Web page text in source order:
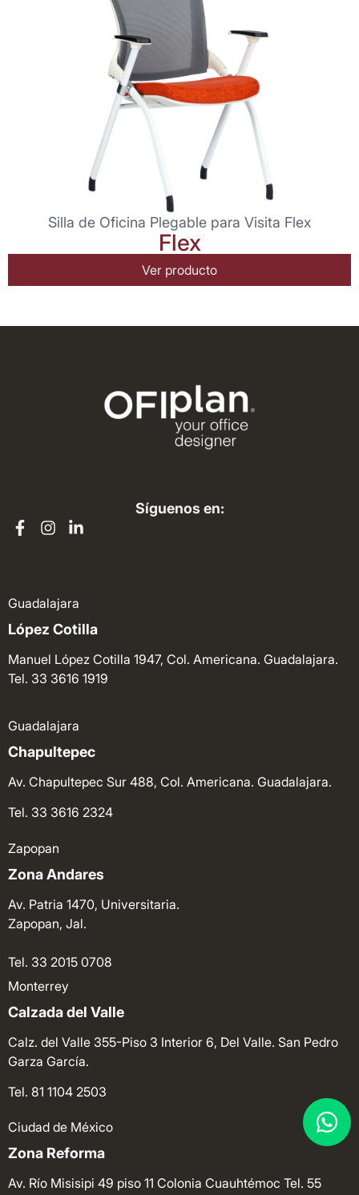
Silla de Oficina Plegable para Visita Flex
Flex
Ver producto
Síguenos en:
Guadalajara
López Cotilla
Manuel López Cotilla 1947, Col. Americana. Guadalajara.
Tel. 33 3616 1919
Guadalajara
Chapultepec
Av. Chapultepec Sur 488, Col. Americana. Guadalajara.
Tel. 33 3616 2324
Zapopan
Zona Andares
Av. Patria 1470, Universitaria.
Zapopan, Jal.
Tel. 33 2015 0708
Monterrey
Calzada del Valle
Calz. del Valle 355-Piso 3 Interior 6, Del Valle. San Pedro
Garza García.
Tel. 81 1104 2503
Ciudad de México
Zona Reforma
Av. Río Misisipi 49 piso 11 Colonia Cuauhtémoc Tel. 55